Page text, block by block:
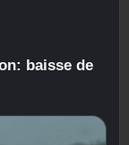
baisse de